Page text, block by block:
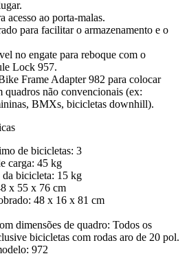
acesso ao porta-malas.
para facilitar o armazenamento e o
no engate para reboque com o
Lock 957.
Frame Adapter 982 para colocar
quadros não convencionais (ex:
BMXs, bicicletas downhill).
de bicicletas: 3
carga: 45 kg
da bicicleta: 15 kg
x 55 x 76 cm
48 x 16 x 81 cm
dimensões de quadro: Todos os
bicicletas com rodas aro de 20 pol.
972